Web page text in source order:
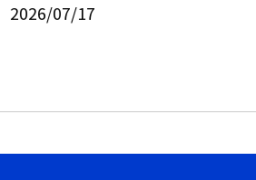
2026/07/17